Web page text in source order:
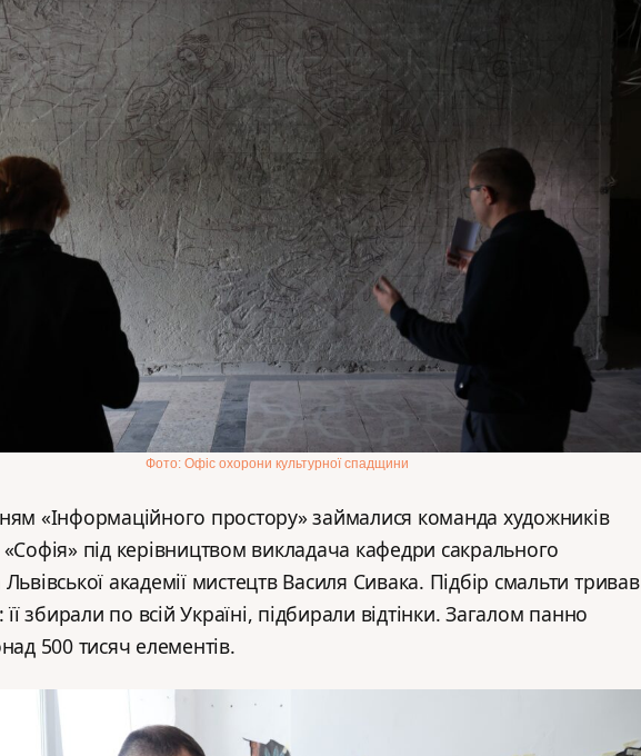
Фото: Офіс охорони культурної спадщини
«Інформаційного простору» займалися команда художників
«Софія» під керівництвом викладача кафедри сакрального
академії мистецтв Василя Сивака. Підбір смальти тривав
її збирали по всій Україні, підбирали відтінки. Загалом панно
500 тисяч елементів.